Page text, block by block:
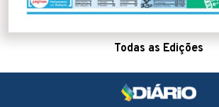
Todas as Edições